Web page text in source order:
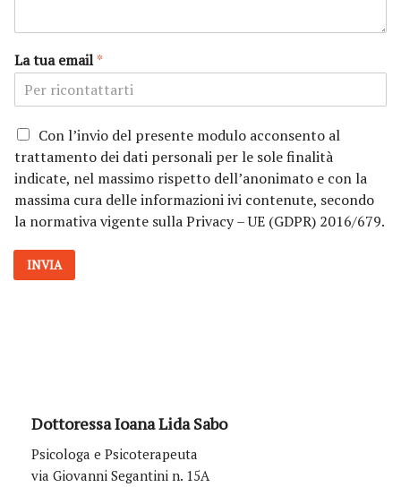
La tua email*
P
r
i
v
a
c
*
Con l’invio del presente modulo acconsento al
trattamento dei dati personali per le sole finalità
indicate, nel massimo rispetto dell’anonimato e con la
massima cura delle informazioni ivi contenute, secondo
la normativa vigente sulla Privacy – UE (GDPR) 2016/679.
INVIA
Dottoressa Ioana Lida Sabo
Psicologa e Psicoterapeuta
via Giovanni Segantini n. 15A